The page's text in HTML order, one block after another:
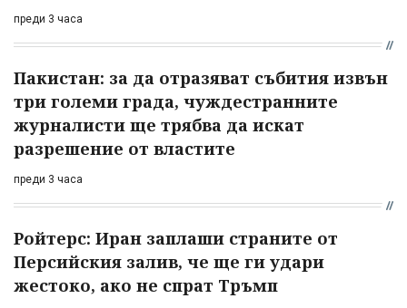
преди 3 часа
Пакистан: за да отразяват събития извън
три големи града, чуждестранните
журналисти ще трябва да искат
разрешение от властите
преди 3 часа
Ройтерс: Иран заплаши страните от
Персийския залив, че ще ги удари
жестоко, ако не спрат Тръмп